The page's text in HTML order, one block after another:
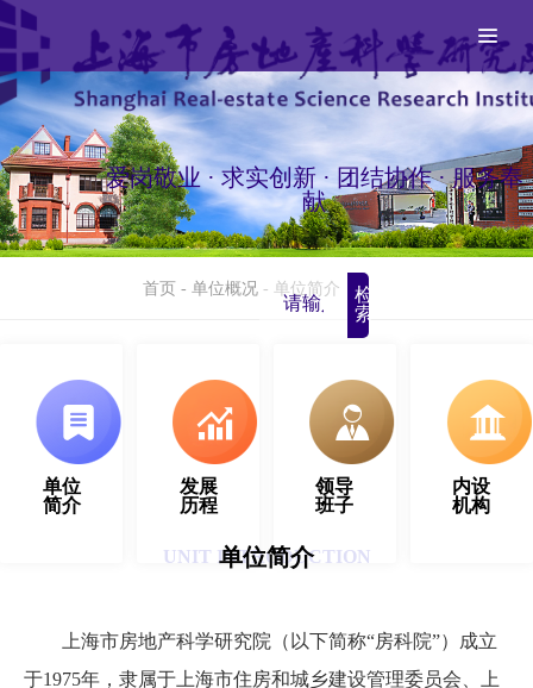
爱岗敬业 · 求实创新 · 团结协作 · 服务奉
献
检
索
首页 - 单位概况 - 单位简介
单位
简介
发展
历程
领导
班子
内设
机构
单位简介
UNIT INTRODUCTION
上海市房地产科学研究院（以下简称“房科院”）成立
于1975年，隶属于上海市住房和城乡建设管理委员会、上